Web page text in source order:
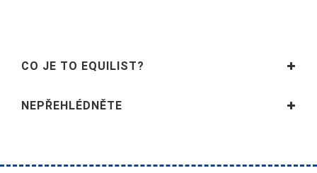
CO JE TO EQUILIST?
NEPŘEHLÉDNĚTE